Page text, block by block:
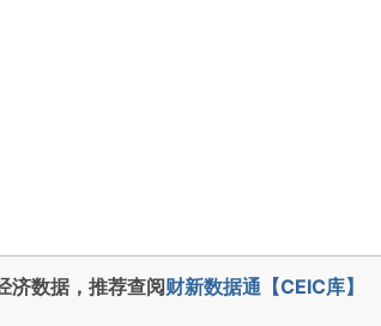
济数据，推荐查阅财新数据通【CEIC库】